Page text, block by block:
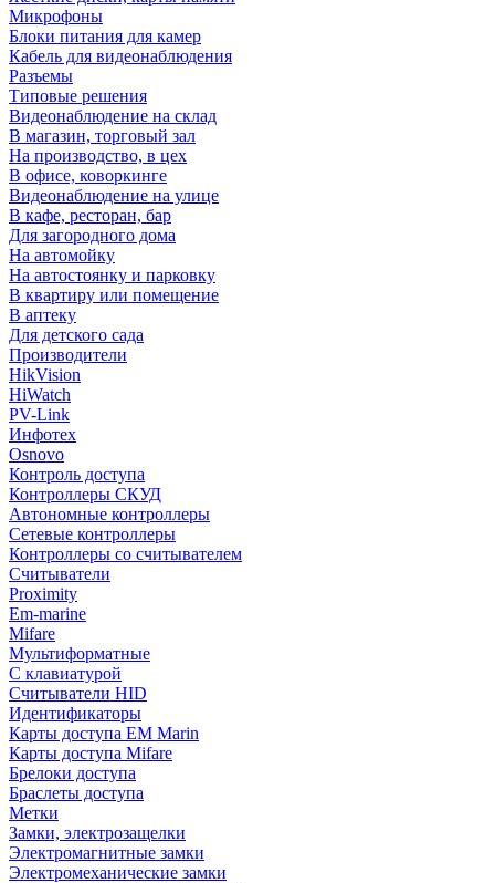
Микрофоны
Блоки питания для камер
Кабель для видеонаблюдения
Разъемы
Типовые решения
Видеонаблюдение на склад
В магазин, торговый зал
На производство, в цех
В офисе, коворкинге
Видеонаблюдение на улице
В кафе, ресторан, бар
Для загородного дома
На автомойку
На автостоянку и парковку
В квартиру или помещение
В аптеку
Для детского сада
Производители
HikVision
HiWatch
PV-Link
Инфотех
Osnovo
Контроль доступа
Контроллеры СКУД
Автономные контроллеры
Сетевые контроллеры
Контроллеры со считывателем
Считыватели
Proximity
Em-marine
Mifare
Мультиформатные
С клавиатурой
Считыватели HID
Идентификаторы
Карты доступа EM Marin
Карты доступа Mifare
Брелоки доступа
Браслеты доступа
Метки
Замки, электрозащелки
Электромагнитные замки
Электромеханические замки